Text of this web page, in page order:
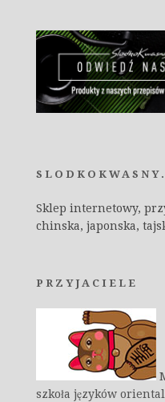
Sklep internetowy,
chinska, japonska,
PRZYJACIELE
szkoła języków